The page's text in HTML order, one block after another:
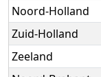
Noord-Holland
Zuid-Holland
Zeeland